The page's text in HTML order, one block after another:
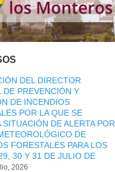
DEL DIRECTOR
DE PREVENCIÓN Y
DE INCENDIOS
POR LA QUE SE
SITUACIÓN DE ALERTA POR
DE
FORESTALES PARA LOS
30 Y 31 DE JULIO DE
2026